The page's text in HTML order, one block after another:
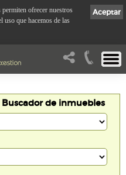
Buscador de inmuebles
Aceptar
ofrecer nuestros
uso que hacemos de las